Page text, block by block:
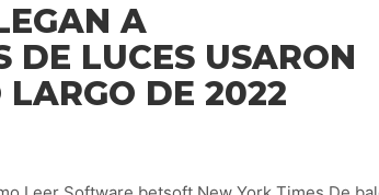
A
DE LUCES USARON
DE 2022